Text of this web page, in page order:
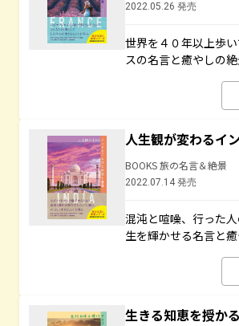
2022.05.26 発売
世界を４０年以上歩
スの名言と癒やしの
人生観が変わるイ
BOOKS 旅の名言＆絶景
2022.07.14 発売
混沌と喧噪、行った
生を輝かせる名言と
生きる知恵を授か